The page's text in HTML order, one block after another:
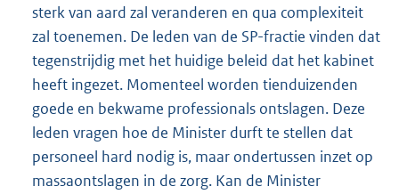
sterk van aard zal veranderen en qua complexiteit
zal toenemen. De leden van de SP-fractie vinden dat
tegenstrijdig met het huidige beleid dat het kabinet
heeft ingezet. Momenteel worden tienduizenden
goede en bekwame professionals ontslagen. Deze
leden vragen hoe de Minister durft te stellen dat
personeel hard nodig is, maar ondertussen inzet op
massaontslagen in de zorg. Kan de Minister